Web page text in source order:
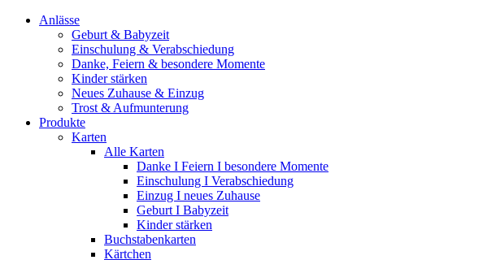
Anlässe
Geburt & Babyzeit
Einschulung & Verabschiedung
Danke, Feiern & besondere Momente
Kinder stärken
Neues Zuhause & Einzug
Trost & Aufmunterung
Produkte
Karten
Alle Karten
Danke I Feiern I besondere Momente
Einschulung I Verabschiedung
Einzug I neues Zuhause
Geburt I Babyzeit
Kinder stärken
Buchstabenkarten
Kärtchen